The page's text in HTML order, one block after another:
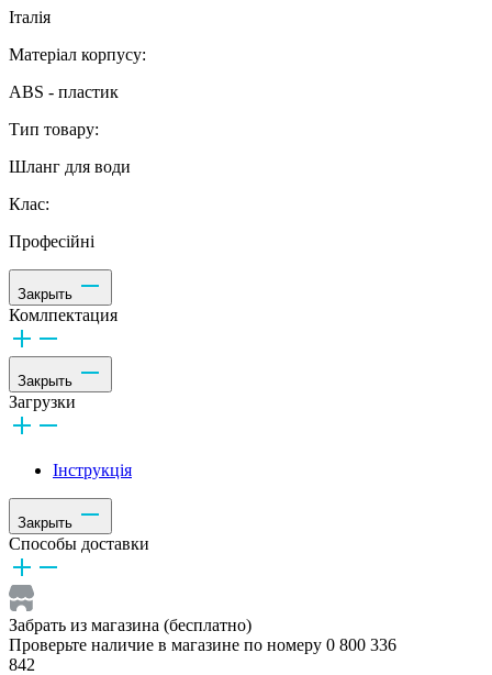
Італія
Матеріал корпусу:
ABS - пластик
Тип товару:
Шланг для води
Клас:
Професійні
Закрыть
Комлпектация
Закрыть
Загрузки
Інструкція
Закрыть
Способы доставки
Забрать из магазина (бесплатно)
Проверьте наличие в магазине по номеру 0 800 336
842